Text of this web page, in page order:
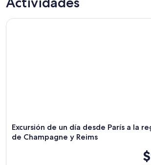
Excursión de un día desde París a la
de Champagne y Reims
Excursión de un día desde París a la